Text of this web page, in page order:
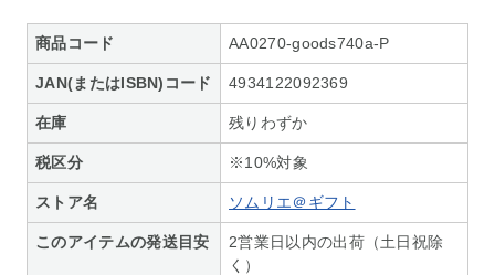
商品コード AA0270-goods740a-P
JAN(またはISBN)コード 4934122092369
在庫 残りわずか
税区分 ※10%対象
ストア名 ソムリエ＠ギフト
このアイテムの発送目安
2営業日以内の出荷（土日祝除
く）